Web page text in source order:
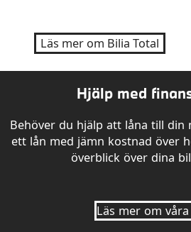
Läs mer om Bilia Total
Hjälp med
Behöver du hjälp att låna till din
ett lån med jämn kostnad över
överblick över dina
Läs mer om